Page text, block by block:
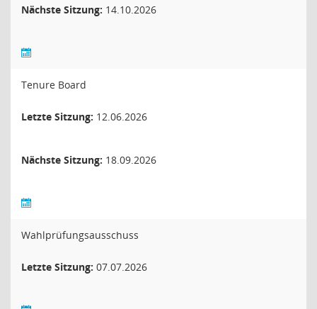
Nächste Sitzung: 14.10.2026
Tenure Board
Letzte Sitzung: 12.06.2026
Nächste Sitzung: 18.09.2026
Wahlprüfungsausschuss
Letzte Sitzung: 07.07.2026